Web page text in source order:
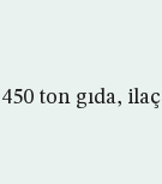
ton gıda, ilaç